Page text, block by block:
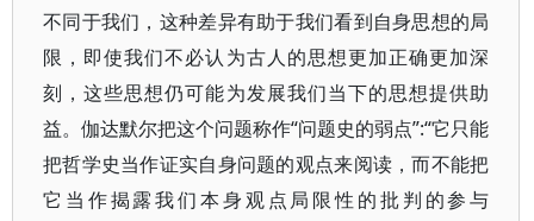
不同于我们，这种差异有助于我们看到自身思想的局
限，即使我们不必认为古人的思想更加正确更加深
刻，这些思想仍可能为发展我们当下的思想提供助
益。伽达默尔把这个问题称作“问题史的弱点”:“它只能
把哲学史当作证实自身问题的观点来阅读，而不能把
它当作揭露我们本身观点局限性的批判的参与